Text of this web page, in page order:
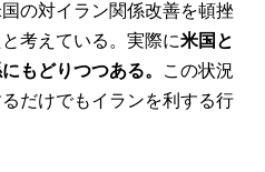
の対イラン関係改善を頓挫
考えている。実際に米国と
もどりつつある。
この状況
だけでもイランを利する行